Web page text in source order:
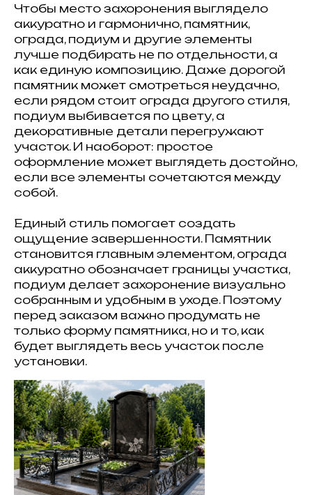
Чтобы место захоронения выглядело
аккуратно и гармонично, памятник,
ограда, подиум и другие элементы
лучше подбирать не по отдельности, а
как единую композицию. Даже дорогой
памятник может смотреться неудачно,
если рядом стоит ограда другого стиля,
подиум выбивается по цвету, а
декоративные детали перегружают
участок. И наоборот: простое
оформление может выглядеть достойно,
если все элементы сочетаются между
собой.
Единый стиль помогает создать
ощущение завершенности. Памятник
становится главным элементом, ограда
аккуратно обозначает границы участка,
подиум делает захоронение визуально
собранным и удобным в уходе. Поэтому
перед заказом важно продумать не
только форму памятника, но и то, как
будет выглядеть весь участок после
установки.